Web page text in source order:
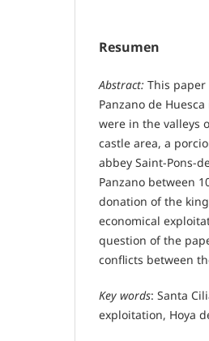
Resumen
Abstract: This
Panzano de
were in the valleys
castle area, a
abbey Saint-Pons-
Panzano between
donation of the
economical
question of the
conflicts between
Key words: Santa
exploitation, Hoya